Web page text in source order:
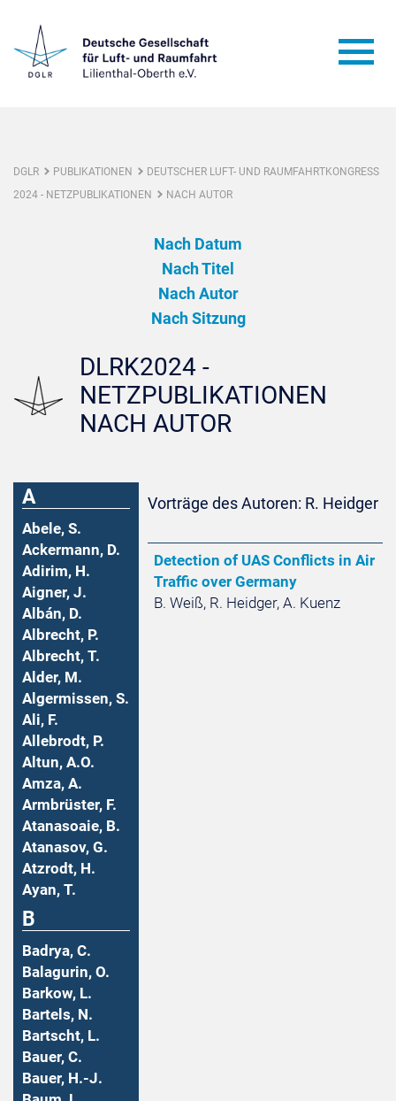
DGLR PUBLIKATIONEN
DEUTSCHER LUFT- UND RAUMFAHRTKONGRESS
2024 - NETZPUBLIKATIONEN
NACH AUTOR
Nach Datum
Nach Titel
Nach Autor
Nach Sitzung
DLRK2024 -
NETZPUBLIKATIONEN
NACH AUTOR
A
Abele, S.
Ackermann, D.
Adirim, H.
Aigner, J.
Albán, D.
Albrecht, P.
Albrecht, T.
Alder, M.
Algermissen, S.
Ali, F.
Allebrodt, P.
Altun, A.O.
Amza, A.
Armbrüster, F.
Atanasoaie, B.
Atanasov, G.
Atzrodt, H.
Ayan, T.
B
Badrya, C.
Balagurin, O.
Barkow, L.
Bartels, N.
Bartscht, L.
Bauer, C.
Bauer, H.-J.
Vorträge des Autoren: R. Heidger
Detection of UAS Conflicts in Air
Traffic over Germany
B. Weiß, R. Heidger, A. Kuenz